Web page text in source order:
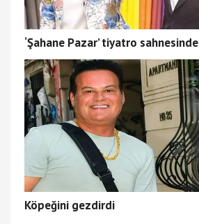
‘Şahane Pazar’ tiyatro sahnesinde
Köpeğini gezdirdi